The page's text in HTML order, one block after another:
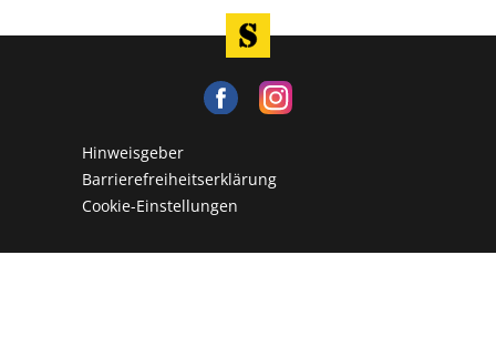
Hinweisgeber
Barrierefreiheitserklärung
Cookie-Einstellungen